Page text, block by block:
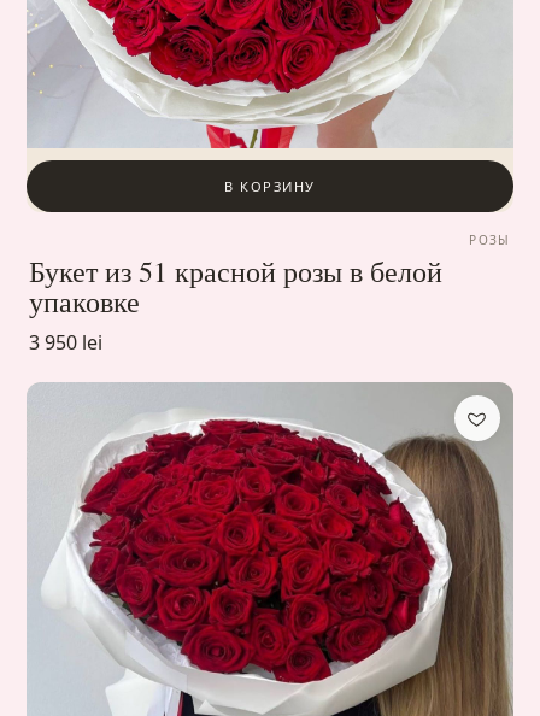
В КОРЗИНУ
РОЗЫ
Букет из 51 красной розы в белой
упаковке
3 950 lei